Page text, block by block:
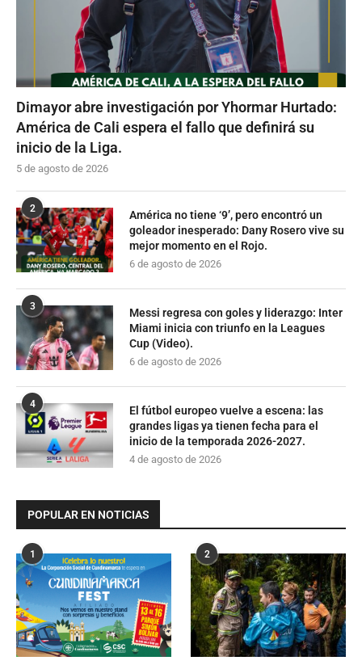
Dimayor abre investigación por Yhormar Hurtado:
América de Cali espera el fallo que definirá su
inicio de la Liga.
5 de agosto de 2026
2
América no tiene ‘9’, pero encontró un
goleador inesperado: Dany Rosero vive su
mejor momento en el Rojo.
6 de agosto de 2026
3
Messi regresa con goles y liderazgo: Inter
Miami inicia con triunfo en la Leagues
Cup (Video).
6 de agosto de 2026
4
El fútbol europeo vuelve a escena: las
grandes ligas ya tienen fecha para el
inicio de la temporada 2026-2027.
4 de agosto de 2026
POPULAR EN NOTICIAS
1 2